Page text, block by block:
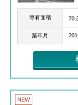
専有面積
築年月
NEW